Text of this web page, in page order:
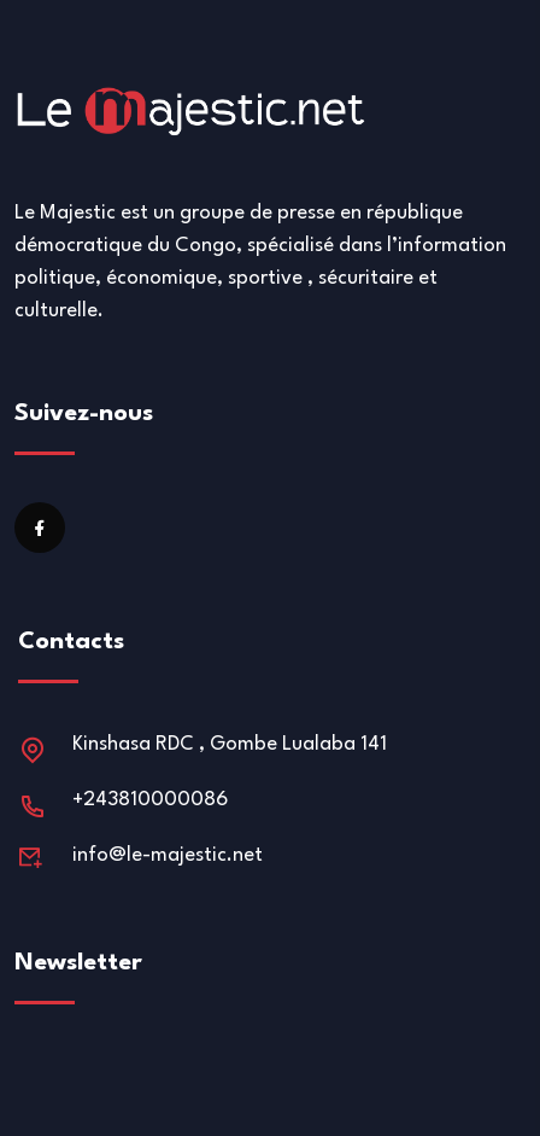
Le Majestic est un groupe de presse en république
démocratique du Congo, spécialisé dans l’information
politique, économique, sportive , sécuritaire et
culturelle.
Suivez-nous
Contacts
Kinshasa RDC , Gombe Lualaba 141
+243810000086
info@le-majestic.net
Newsletter